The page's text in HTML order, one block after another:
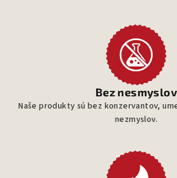
Bez nesmyslov
Naše produkty sú bez konzervantov,
nezmyslov.